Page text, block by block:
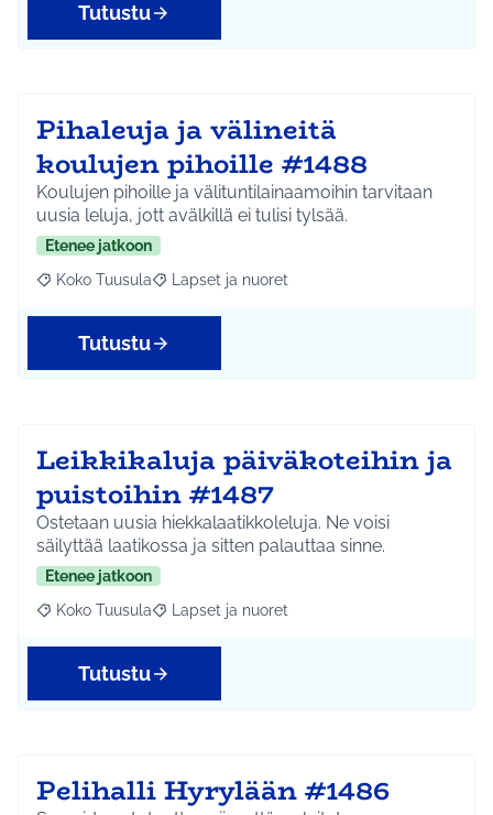
Tutustu
Pihaleuja ja välineitä
koulujen pihoille #1488
Koulujen pihoille ja välituntilainaamoihin tarvitaan
uusia leluja, jott avälkillä ei tulisi tylsää.
Etenee jatkoon
Rajaa tulokset aihepiirin mukaan: Koko Tuusula
Koko Tuusula Rajaa tulokset teeman mukaan: Lapset ja
Lapset ja nuoret
Tutustu
Leikkikaluja päiväkoteihin ja
puistoihin #1487
Ostetaan uusia hiekkalaatikkoleluja. Ne voisi
säilyttää laatikossa ja sitten palauttaa sinne.
Etenee jatkoon
Rajaa tulokset aihepiirin mukaan: Koko Tuusula
Koko Tuusula Rajaa tulokset teeman mukaan: Lapset ja
Lapset ja nuoret
Tutustu
Pelihalli Hyrylään #1486